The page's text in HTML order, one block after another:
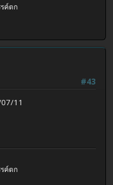
ค์ตก
#43
11
ค์ตก